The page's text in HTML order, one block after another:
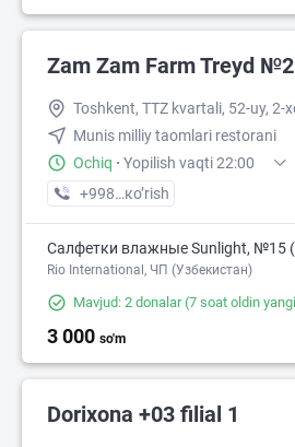
Zam Zam Farm Treyd №2
Toshkent, TTZ kvartali, 52-uy, 2-
Munis milliy taomlari restorani
Ochiq · Yopilish vaqti 22:00
+998 (97) XXX-XX-XX
кo’rish
Салфетки влажные Sunlight, №15
Rio International, ЧП (Узбекистан)
Mavjud: 2 donalar(7 soat oldin
3 000 so'm
Dorixona +03 filial 1